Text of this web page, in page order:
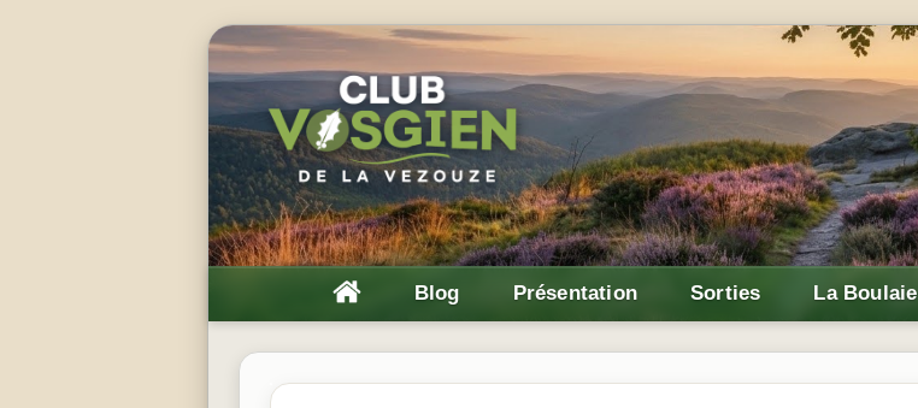
Blog Présentation Sorties La Boulaie